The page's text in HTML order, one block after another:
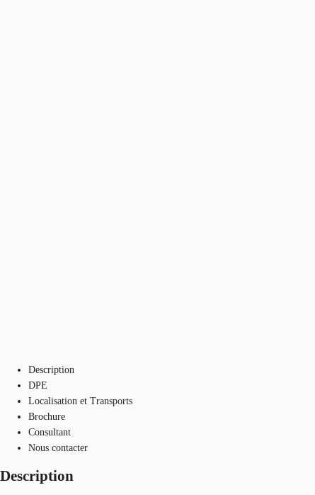
Description
DPE
Localisation et Transports
Brochure
Consultant
Nous contacter
Description